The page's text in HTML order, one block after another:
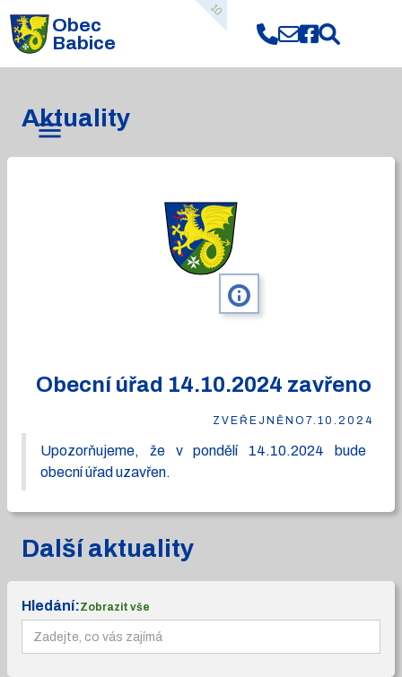
Obec
Babice
10
Aktuality
info
Obecní úřad 14.10.2024 zavřeno
ZVEŘEJNĚNO 7.10.2024
Upozorňujeme, že v pondělí 14.10.2024 bude
obecní úřad uzavřen.
Další aktuality
Hledání:Zobrazit vše